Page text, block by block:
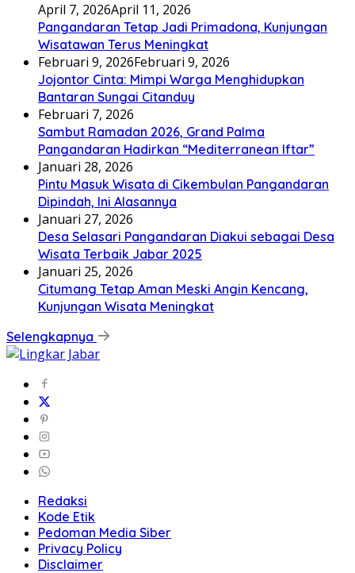
April 7, 2026April 11, 2026
Pangandaran Tetap Jadi Primadona, Kunjungan
Wisatawan Terus Meningkat
Februari 9, 2026Februari 9, 2026
Jojontor Cinta: Mimpi Warga Menghidupkan
Bantaran Sungai Citanduy
Februari 7, 2026
Sambut Ramadan 2026, Grand Palma
Pangandaran Hadirkan “Mediterranean Iftar”
Januari 28, 2026
Pintu Masuk Wisata di Cikembulan Pangandaran
Dipindah, Ini Alasannya
Januari 27, 2026
Desa Selasari Pangandaran Diakui sebagai Desa
Wisata Terbaik Jabar 2025
Januari 25, 2026
Citumang Tetap Aman Meski Angin Kencang,
Kunjungan Wisata Meningkat
Selengkapnya
Redaksi
Kode Etik
Pedoman Media Siber
Privacy Policy
Disclaimer